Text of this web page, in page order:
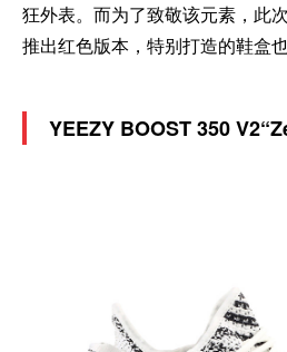
狂外表。而为了致敬该元素，此
推出红色版本，特别打造的鞋盒
YEEZY BOOST 350